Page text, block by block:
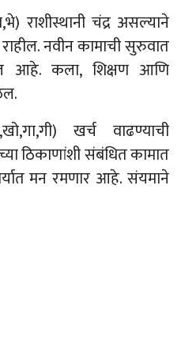
राशीस्थानी चंद्र असल्याने
नवीन कामाची सुरुवात
आहे. कला, शिक्षण आणि
खर्च वाढण्याची
ठिकाणांशी संबंधित कामात
मन रमणार आहे. संयमाने